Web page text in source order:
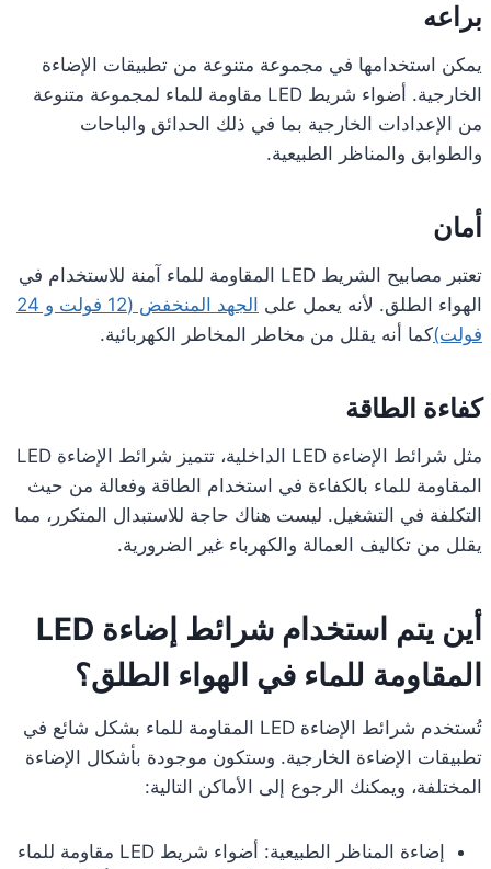
براعه
يمكن استخدامها في مجموعة متنوعة من تطبيقات الإضاءة
الخارجية. أضواء شريط LED مقاومة للماء لمجموعة متنوعة
من الإعدادات الخارجية بما في ذلك الحدائق والباحات
والطوابق والمناظر الطبيعية.
أمان
تعتبر مصابيح الشريط LED المقاومة للماء آمنة للاستخدام في
الهواء الطلق. لأنه يعمل على
الجهد المنخفض (12 فولت و 24
فولت)كما أنه يقلل من مخاطر المخاطر الكهربائية.
كفاءة الطاقة
مثل شرائط الإضاءة LED الداخلية، تتميز شرائط الإضاءة LED
المقاومة للماء بالكفاءة في استخدام الطاقة وفعالة من حيث
التكلفة في التشغيل. ليست هناك حاجة للاستبدال المتكرر، مما
يقلل من تكاليف العمالة والكهرباء غير الضرورية.
أين يتم استخدام شرائط إضاءة LED
المقاومة للماء في الهواء الطلق؟
تُستخدم شرائط الإضاءة LED المقاومة للماء بشكل شائع في
تطبيقات الإضاءة الخارجية. وستكون موجودة بأشكال الإضاءة
المختلفة، ويمكنك الرجوع إلى الأماكن التالية:
إضاءة المناظر الطبيعية: أضواء شريط LED مقاومة للماء